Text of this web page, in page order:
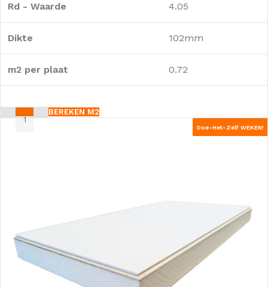
Rd - Waarde 4.05
Dikte 102mm
m2 per plaat 0.72
BEREKEN M2
Doe-Het-Zelf WEKEN!